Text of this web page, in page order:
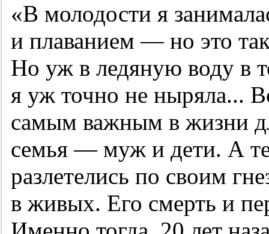
«В молодости я
и плаванием — но это
Но уж в ледяную воду в
я уж точно не ныряла...
самым важным в жизни
семья — муж и дети. А
разлетелись по своим
в живых. Его смерть и